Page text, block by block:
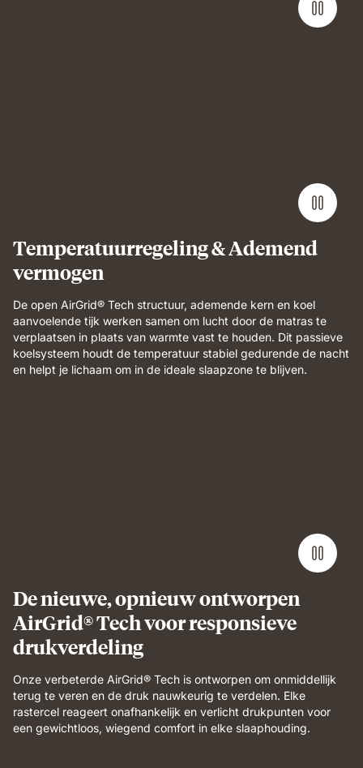
breathable
comfort.
Temperatuurregeling & Ademend
vermogen
De open AirGrid® Tech structuur, ademende kern en koel
aanvoelende tijk werken samen om lucht door de matras te
verplaatsen in plaats van warmte vast te houden. Dit passieve
koelsysteem houdt de temperatuur stabiel gedurende de nacht
en helpt je lichaam om in de ideale slaapzone te blijven.
De nieuwe, opnieuw ontworpen
AirGrid® Tech voor responsieve
drukverdeling
Onze verbeterde AirGrid® Tech is ontworpen om onmiddellijk
terug te veren en de druk nauwkeurig te verdelen. Elke
rastercel reageert onafhankelijk en verlicht drukpunten voor
een gewichtloos, wiegend comfort in elke slaaphouding.